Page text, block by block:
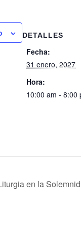
DETALLES
Fecha:
31 enero, 2027
Hora:
10:00 am - 8:00
en la